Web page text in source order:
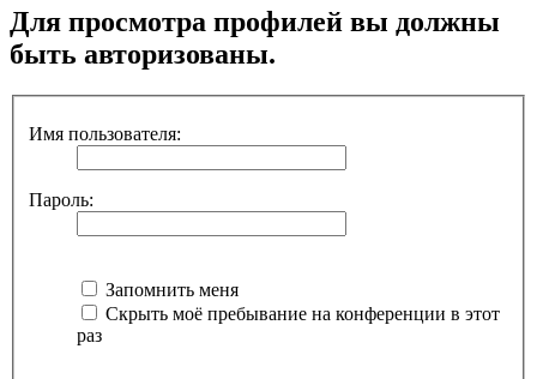
Для просмотра профилей вы должны
быть авторизованы.
Имя пользователя:
Пароль:
Запомнить меня
Скрыть моё пребывание на конференции в этот
раз